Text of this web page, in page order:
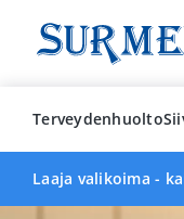
content
Terveydenhuolto
Laaja valikoima -